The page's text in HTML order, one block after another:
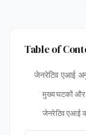
Table of
जेनरेटिव एआई
मुख्य घटकों और
जेनरेटिव एआई